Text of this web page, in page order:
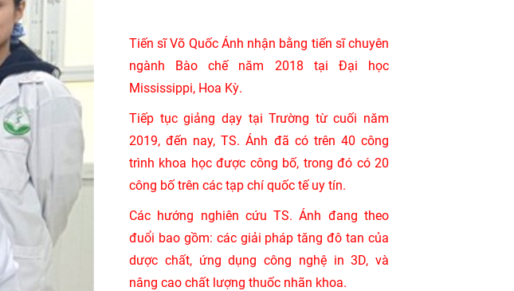
Tiến sĩ Võ Quốc Ánh nhận bằng tiến sĩ chuyên
ngành Bào chế năm 2018 tại Đại học
Mississippi, Hoa Kỳ.
Tiếp tục giảng dạy tại Trường từ cuối năm
2019, đến nay, TS. Ánh đã có trên 40 công
trình khoa học được công bố, trong đó có 20
công bố trên các tạp chí quốc tế uy tín.
Các hướng nghiên cứu TS. Ánh đang theo
đuổi bao gồm: các giải pháp tăng đô tan của
dược chất, ứng dụng công nghệ in 3D, và
nâng cao chất lượng thuốc nhãn khoa.